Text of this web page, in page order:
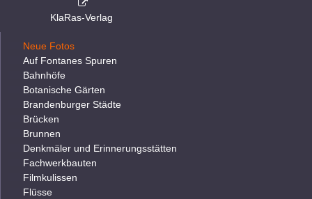
KlaRas-Verlag
Neue Fotos
Auf Fontanes Spuren
Bahnhöfe
Botanische Gärten
Brandenburger Städte
Brücken
Brunnen
Denkmäler und Erinnerungsstätten
Fachwerkbauten
Filmkulissen
Flüsse